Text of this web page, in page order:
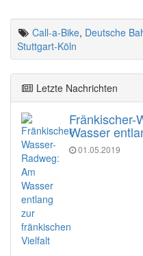
Call-a-Bike, Deutsche
Stuttgart-Köln
Letzte Nachrichten
Fränkischer-
Wasser
01.05.2019